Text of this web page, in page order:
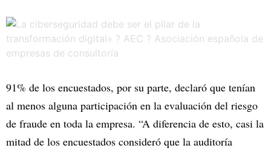
91% de los encuestados, por su parte, declaró que tenían
al menos alguna participación en la evaluación del riesgo
de fraude en toda la empresa. “A diferencia de esto, casi la
mitad de los encuestados consideró que la auditoría